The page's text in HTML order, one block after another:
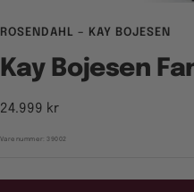
ROSENDAHL – KAY BOJESEN
Kay Bojesen
Tilbudspris
24.999 kr
Varenummer: 39002